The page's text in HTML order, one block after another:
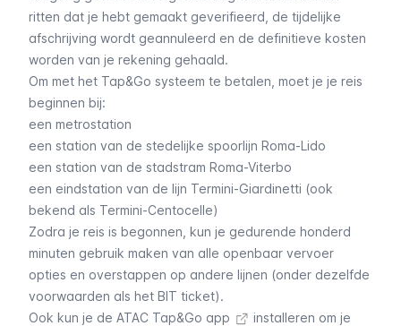
ritten dat je hebt gemaakt geverifieerd, de tijdelijke
afschrijving wordt geannuleerd en de definitieve kosten
worden van je rekening gehaald.
Om met het Tap&Go systeem te betalen, moet je je reis
beginnen bij:
een metrostation
een station van de stedelijke spoorlijn Roma-Lido
een station van de stadstram Roma-Viterbo
een eindstation van de lijn Termini-Giardinetti (ook
bekend als Termini-Centocelle)
Zodra je reis is begonnen, kun je gedurende honderd
minuten gebruik maken van alle openbaar vervoer
opties en overstappen op andere lijnen (onder dezelfde
voorwaarden als het BIT ticket).
Ook kun je de ATAC Tap&Go app installeren om je